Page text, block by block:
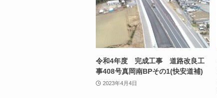
令和4年度 完成工事 道路改良工
事408号真岡南BPその1(快安道補)
2023年4月4日